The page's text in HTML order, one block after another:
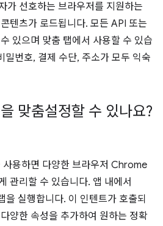
가 선호하는 브라우저를 지원하는
텐츠가 로드됩니다. 모든 API 또는
있으며 맞춤 탭에서 사용할 수 있습
밀번호, 결제 수단, 주소가 모두 익숙
맞춤설정할 수 있나요?
사용하면 다양한 브라우저 Chrome
관리할 수 있습니다. 앱 내에서
을 실행합니다. 이 인텐트가 호출되
양한 속성을 추가하여 원하는 정확